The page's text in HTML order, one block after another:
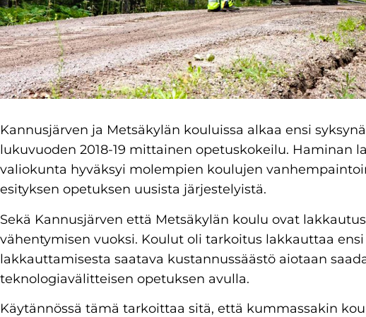
Kannusjärven ja Metsäkylän kouluissa alkaa ensi
lukuvuoden 2018-19 mittainen opetuskokeilu. Haminan
valiokunta hyväksyi molempien koulujen
esityksen opetuksen uusista järjestelyistä.
Sekä Kannusjärven että Metsäkylän koulu ovat
vähentymisen vuoksi. Koulut oli tarkoitus lakkauttaa
lakkauttamisesta saatava kustannussäästö aiotaan
teknologiavälitteisen opetuksen avulla.
Käytännössä tämä tarkoittaa sitä, että kummassakin